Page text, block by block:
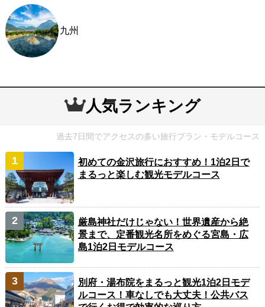
九州
人気ランキング
過去7日間でアクセスの多い旅行プラン・モデルコース
初めての金沢旅行におすすめ！1泊2日で
まるっと楽しむ観光モデルコース
厳島神社だけじゃない！世界遺産から絶
景まで、定番観光名所をめぐる宮島・広
島1泊2日モデルコース
別府・湯布院をまるっと観光1泊2日モデ
ルコース！車なしでも大丈夫！公共バス